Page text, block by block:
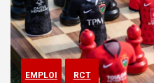
EMPLOI RCT